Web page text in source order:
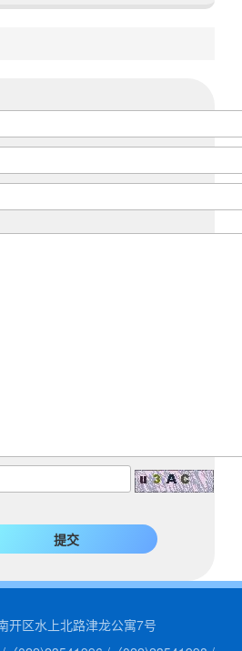
开区水上北路津龙公寓7号